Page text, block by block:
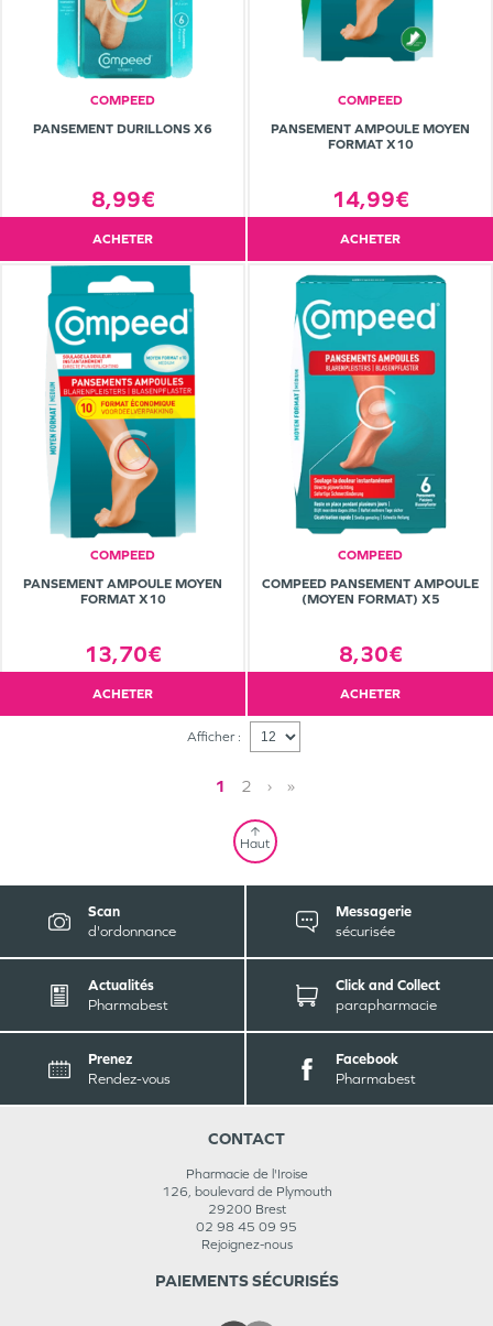
COMPEED
PANSEMENT DURILLONS X6
8,99€
ACHETER
COMPEED
PANSEMENT AMPOULE MOYEN
FORMAT X10
14,99€
ACHETER
COMPEED
PANSEMENT AMPOULE MOYEN
FORMAT X10
13,70€
ACHETER
COMPEED
COMPEED PANSEMENT AMPOULE
(MOYEN FORMAT) X5
8,30€
ACHETER
Afficher :
1 2 › »
Haut
Scan
d'ordonnance
Messagerie
sécurisée
Actualités
Pharmabest
Click and Collect
parapharmacie
Prenez
Rendez-vous
Facebook
Pharmabest
CONTACT
Pharmacie de l'Iroise
126, boulevard de Plymouth
29200 Brest
02 98 45 09 95
Rejoignez-nous
PAIEMENTS SÉCURISÉS